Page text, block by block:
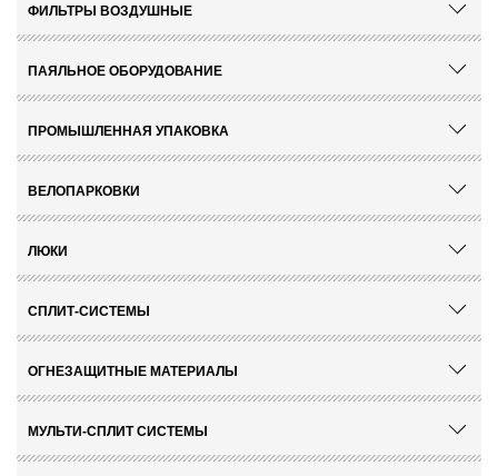
ФИЛЬТРЫ ВОЗДУШНЫЕ
ПАЯЛЬНОЕ ОБОРУДОВАНИЕ
ПРОМЫШЛЕННАЯ УПАКОВКА
ВЕЛОПАРКОВКИ
ЛЮКИ
СПЛИТ-СИСТЕМЫ
ОГНЕЗАЩИТНЫЕ МАТЕРИАЛЫ
МУЛЬТИ-СПЛИТ СИСТЕМЫ
ПОЛУЧИТЬ ПРАЙС
Комментарий
МЫ ВАМ
ПЕРЕЗВОНИМ
Комментарий